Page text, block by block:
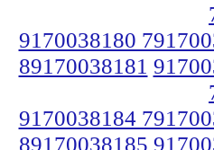
9170038180
89170038181
9170038184
89170038185